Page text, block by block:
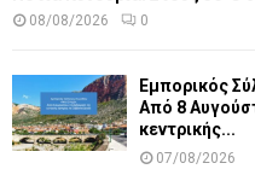
08/08/2026 0
Εμπορικός
Από 8
κεντρικής...
07/08/2026